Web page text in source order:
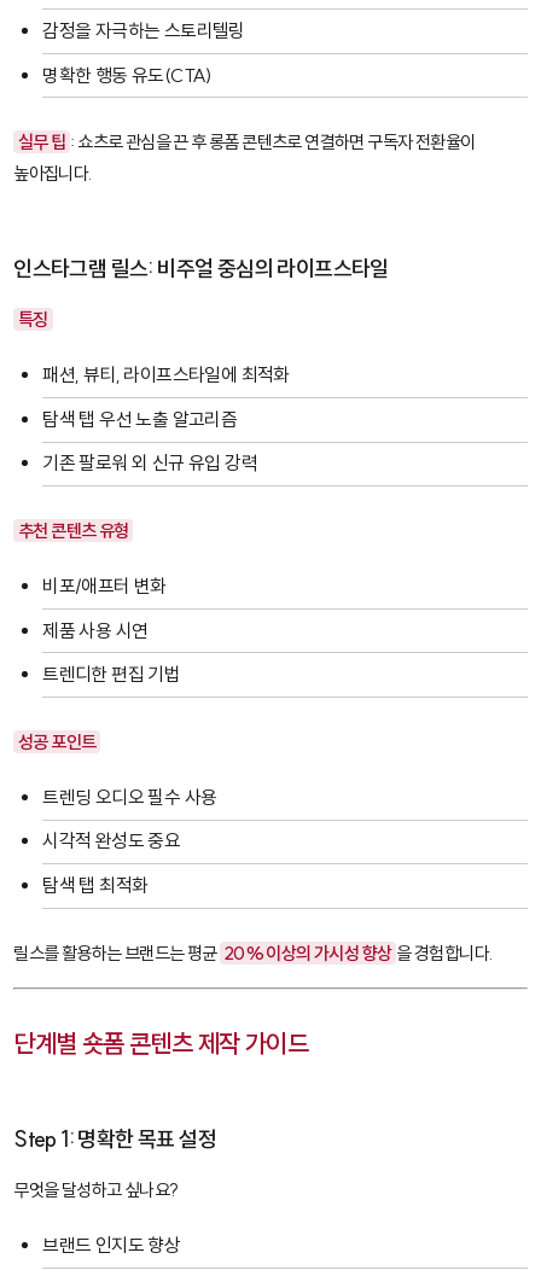
감정을 자극하는 스토리텔링
명확한 행동 유도(CTA)
실무 팁 : 쇼츠로 관심을 끈 후 롱폼 콘텐츠로 연결하면 구독자 전환율이
높아집니다.
인스타그램 릴스: 비주얼 중심의 라이프스타일
특징
패션, 뷰티, 라이프스타일에 최적화
탐색 탭 우선 노출 알고리즘
기존 팔로워 외 신규 유입 강력
추천 콘텐츠 유형
비포/애프터 변화
제품 사용 시연
트렌디한 편집 기법
성공 포인트
트렌딩 오디오 필수 사용
시각적 완성도 중요
탐색 탭 최적화
릴스를 활용하는 브랜드는 평균 20% 이상의 가시성 향상 을 경험합니다.
단계별 숏폼 콘텐츠 제작 가이드
Step 1: 명확한 목표 설정
무엇을 달성하고 싶나요?
브랜드 인지도 향상